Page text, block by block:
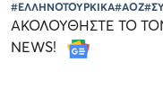
#ΕΛΛΗΝΟΤΟΥΡΚΙΚΑ#ΑΟΖ
ΑΚΟΛΟΥΘΗΣΤΕ ΤΟ
NEWS!